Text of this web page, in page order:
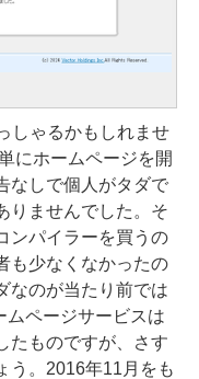
しゃるかもしれませ
にホームページを開
なしで個人がタダで
りませんでした。そ
ンパイラーを買うの
少なくなかったの
なのが当たり前では
ムページサービスは
たものですが、さす
う。2016年11月をも